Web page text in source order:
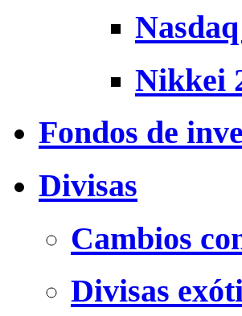
Nikkei
Fondos de
Divisas
Cambios
Divisas